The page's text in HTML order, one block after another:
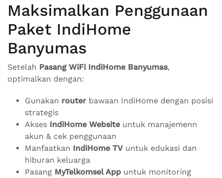
Maksimalkan Penggunaan
Paket IndiHome
Banyumas
Setelah Pasang WiFi IndiHome Banyumas,
optimalkan dengan:
Gunakan router bawaan IndiHome dengan posisi
strategis
Akses IndiHome Website untuk manajemenn
akun & cek penggunaan
Manfaatkan IndiHome TV untuk edukasi dan
hiburan keluarga
Pasang MyTelkomsel App untuk monitoring